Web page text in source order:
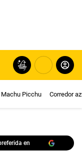
Machu Picchu Corredor
en